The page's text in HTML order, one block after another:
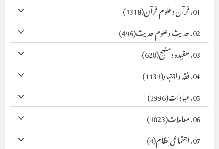
01. قرآن وعلوم قرآن
(1318)
02. حدیث وعلوم حدیث
(496)
03. عقیدہ ومنہج
(620)
04. فقہ واجتہاد
(1131)
05. عبادات
(3996)
06. معاملات
(1023)
07. اجتماعی نظام
(4)